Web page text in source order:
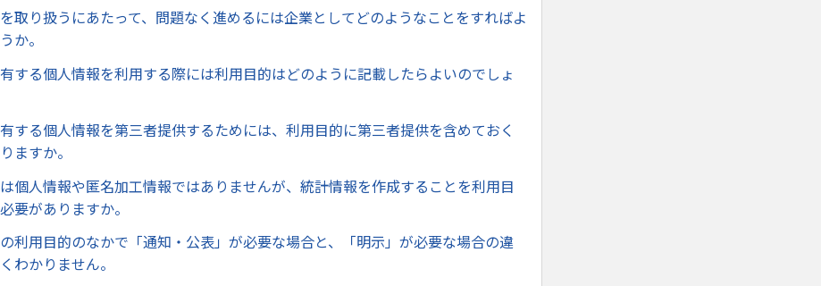
取り扱うにあたって、問題なく進めるには企業としてどのようなことをすればよ
か。
する個人情報を利用する際には利用目的はどのように記載したらよいのでしょ
する個人情報を第三者提供するためには、利用目的に第三者提供を含めておく
ますか。
個人情報や匿名加工情報ではありませんが、統計情報を作成することを利用目
要がありますか。
利用目的のなかで「通知・公表」が必要な場合と、「明示」が必要な場合の違
わかりません。